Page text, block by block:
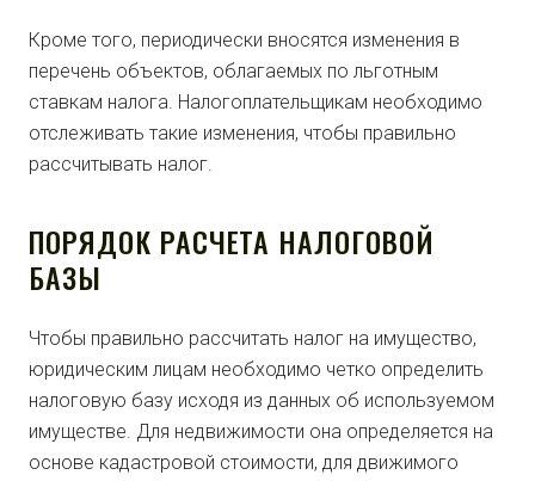
Кроме того, периодически вносятся изменения в
перечень объектов, облагаемых по льготным
ставкам налога. Налогоплательщикам необходимо
отслеживать такие изменения, чтобы правильно
рассчитывать налог.
ПОРЯДОК РАСЧЕТА НАЛОГОВОЙ
БАЗЫ
Чтобы правильно рассчитать налог на имущество,
юридическим лицам необходимо четко определить
налоговую базу исходя из данных об используемом
имуществе. Для недвижимости она определяется на
основе кадастровой стоимости, для движимого